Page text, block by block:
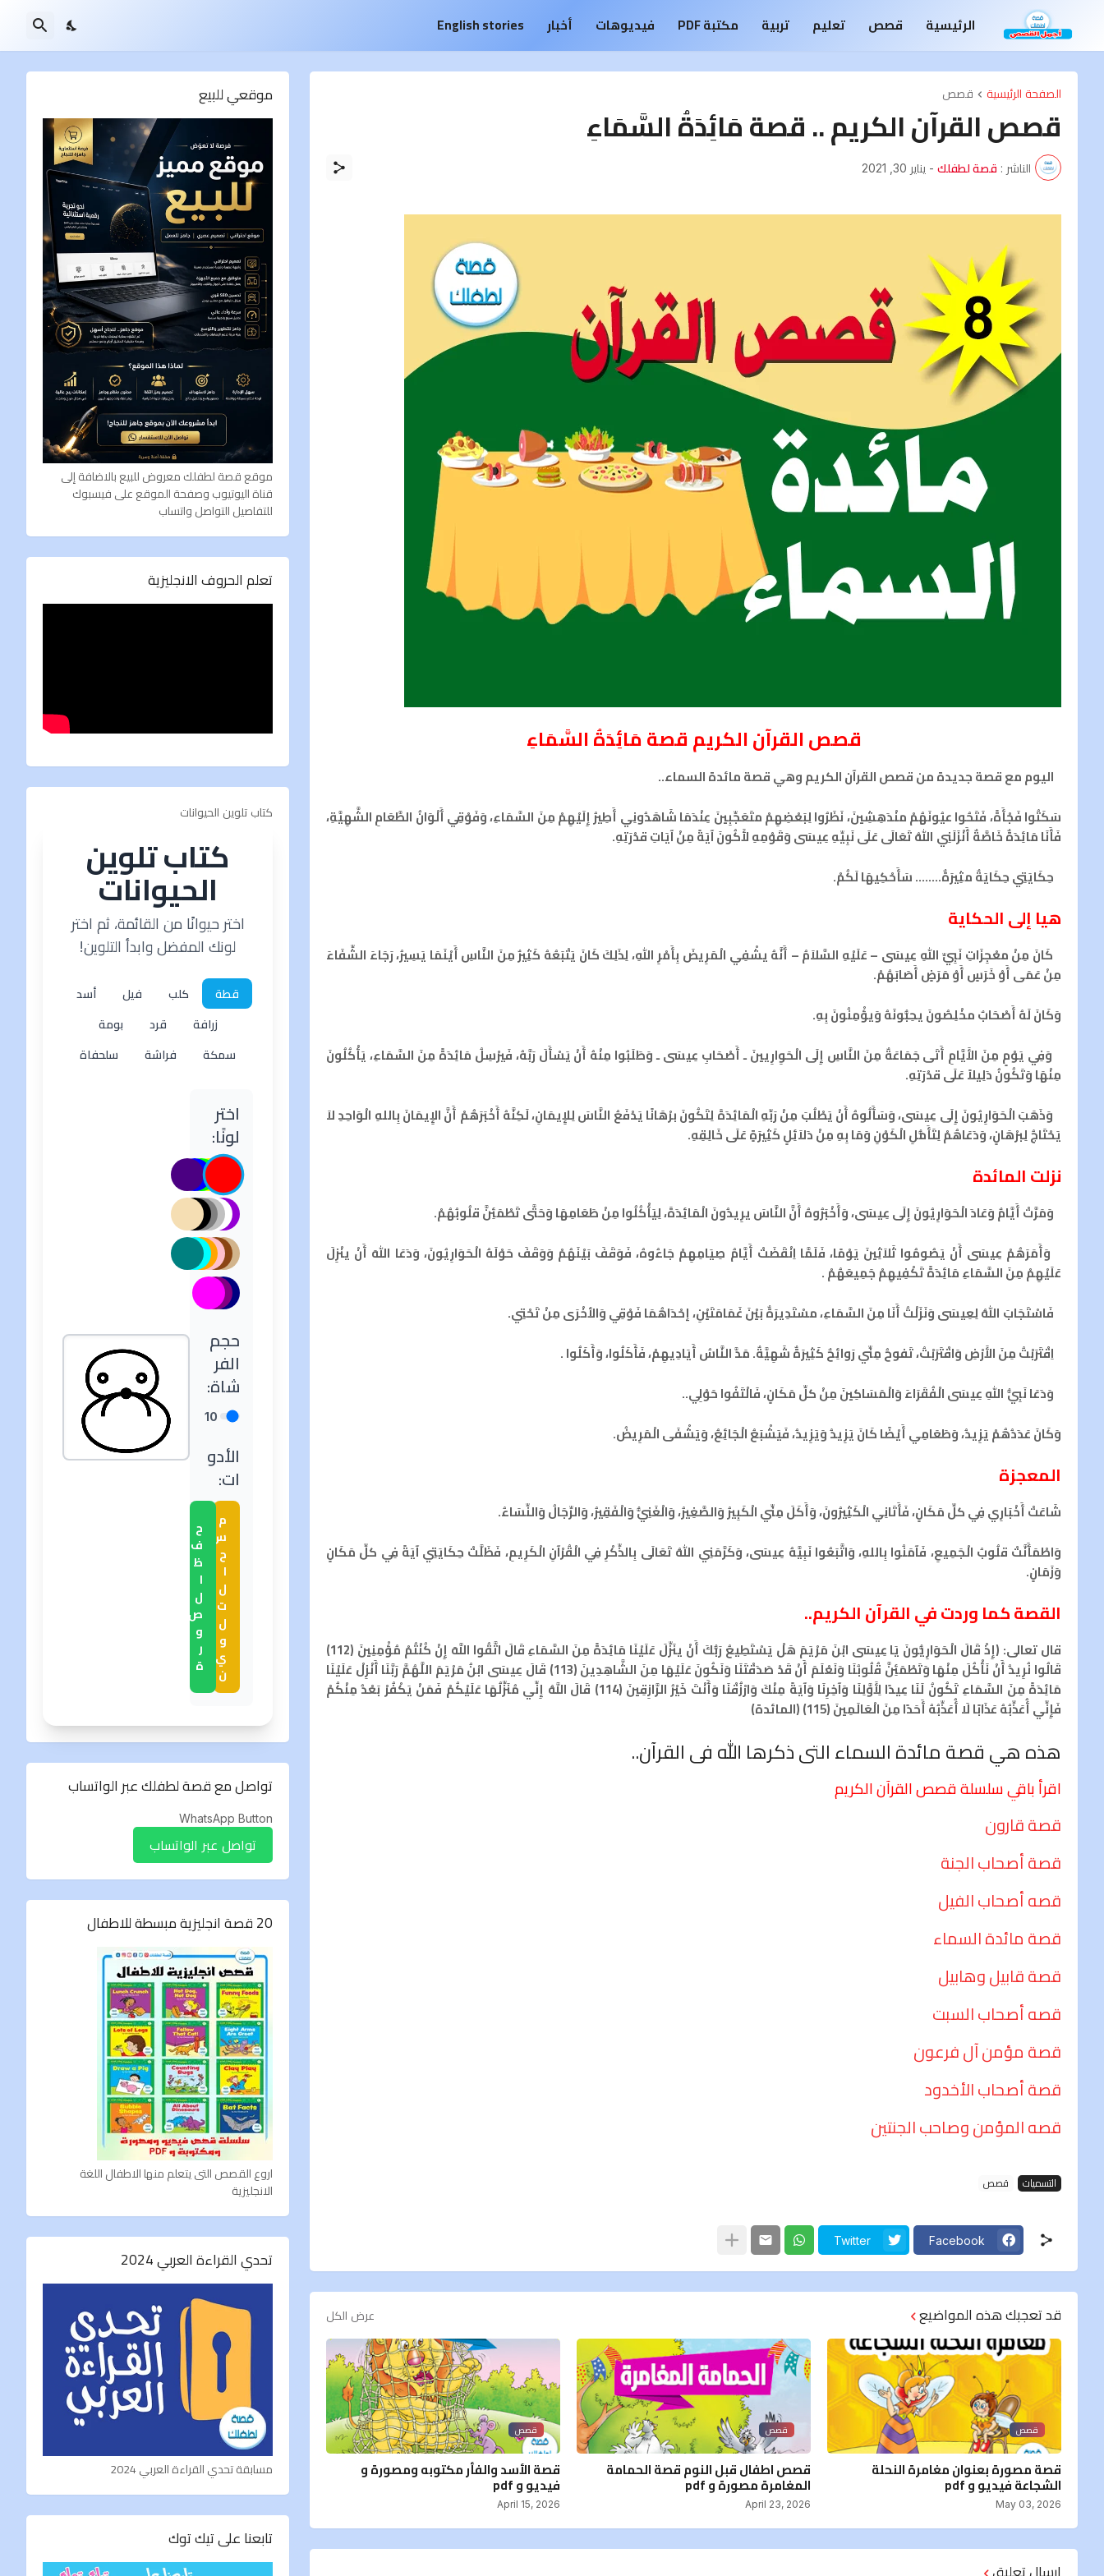
الرئيسية قصص تعليم تربية مكتبة PDF فيديوهات أخبار English stories
الصفحة الرئيسية قصص
قصص القرآن الكريم .. قصة مَائِدَةُ السَّمَاءِ
الناشر : قصة لطفلك - يناير 30, 2021
قصص القرآن الكريم قصة مَائِدَةُ السَّمَاءِ
اليوم مع قصة جديدة من قصص القرآن الكريم وهي قصة مائدة السماء..
سَكَتُوا فَجْأَةً، فَتَحُوا عيُونَهُمْ منْدَهِشِينَ، نَظَرُوا لِبَعْضِهِمْ متَعَجِّبِينَ عِنْدَمَا شَاهَدُونِي أَطِيرُ إِلَيْهِمْ مِنَ السَّمَاءِ، وَفَوْقِي أَلْوَانُ الطَّعَامِ الشَّهِيَّةِ،
فَأَنَا مَائِدَةٌ خَاصَّةٌ أَنْزَلَنِي اللهُ تَعَالَى عَلَى نَبِيِّهِ عِيسَى وَقَوْمِهِ لأَكُونَ آيَةً مِنْ آيَاتِ قدْرَتِهِ.
حِكَايَتِي حِكَايَةٌ مثِيرَةٌ…….. سَأَحْكِيهَا لَكُمْ.
هيا إلى الحكاية
كَانَ مِنْ معْجِزَاتِ نَبِيِّ اللهِ عِيسَى – عَلَيْهِ السَّلاَمُ – أَنَّهُ يشْفِي الْمَرِيضَ بِأَمْرِ اللهِ، لِذَلِكَ كَانَ يَتْبَعُهُ كَثِيرٌ مِنَ النَّاسِ أَيْنَمَا يَسِيرُ، رَجَاءَ الشِّفَاءَ
مِنْ عَمَى أَوْ خَرَسٍ أَوْ مَرَضٍ أَصَابَهُمْ.
وَكَانَ لَهُ أَصْحَابٌ مخْلِصُونَ يحِبُّونَهُ وَيؤْمِنُونَ بِهِ.
وَفِي يَوْمٍ مِنَ الأَيَّامِ أَتَى جَمَاعَةٌ مِنَ النَّاسِ إِلَى الْحَوِارِيينَ ـ أَصْحَابِ عِيسَى ـ وَطَلَبُوا مِنْهُ أَنْ يَسْأَلَ رَبَّهُ، فَيرْسِلُ مَائِدَةً مِنَ السَّمَاءِ، يَأْكُلُونَ
مِنْهَا وَتَكُونُ دَلِيلاً عَلَى قدْرَتِهِ.
وَذَهَبَ الْحَوَارِيُونَ إِلَى عِيسَى، وَسَأَلُوهُ أَنْ يَطْلُبَ مِنْ رَبِّهِ الْمَائِدَةَ لِتَكُونَ برْهَانًا يَدْفَعُ النَّاسَ لِلإِيمَانِ، لَكِنَّهُ أَخْبَرَهُمْ أَنَّ الإِيمَانَ بِاللهِ الْوَاحِدِ لاَ
يَحْتَاجُ لِبرْهَانٍ، وَدَعَاهُمْ لِتَأَمُّلِ الْكَوْنِ وَمَا بِهِ مِنْ دَلاَئِلٍ كَثِيرَةٍ عَلَى خَالِقِهِ.
نزلت المائدة
وَمَرَّتْ أَيَّامٌ وَعَادَ الْحَوَارِيُونَ إِلَى عِيسَى، وَأَخْبَرُوهُ أَنَّ النَّاسَ يرِيدُونَ الْمَائِدَةَ، لِيَأْكُلُوا مِنْ طَعَامِهَا وَحَتَّى تَطْمَئِنَّ قلُوبُهُمْ.
وَأَمَرَهُمْ عِيسَى أَنْ يَصُومُوا ثَلاَثِينَ يَوْمًا، فَلَمَّا اِنْقَضَتْ أَيَّامُ صِيَامِهِمْ جَاءُوهُ، فَوَقَفَ بَيْنَهُمْ وَوَقَفَ حَوْلَهُ الْحَوَارِيُونَ، وَدَعَا اللهَ أَنْ ينْزِلَ
عَلَيْهِمْ مِنَ السَّمَاءِ مَائِدَةً تَكْفِيهِمْ جَمِيعَهُمْ .
فَاسْتَجَابَ اللهُ لِعِيسَى وَنَزَلْتُ أَنَا مِنَ السَّمَاءِ، مسْتَدِيرَةٌ بَيْنَ غَمَامَتَيْنِ، إحْدَاهُمَا فَوْقِي وَالأخْرَى مِنْ تَحْتِي.
اِقْتَرَبْتُ مِنَ الأَرْضِ وَاقْتَرَبْتُ، تَفوحُ مِنِّي رَوائِحٌ كَثِيرَةٌ شَهِيَّةٌ. مَدَّ النَّاسُ أَيَادِيهِمْ، فَأَكَلُوا، وَأَكَلُوا .
وَدَعَا نَبِيُّ اللهِ عِيسَى الْفُقَرَاءَ وَالْمَسَاكِينَ مِنْ كلِّ مَكَانٍ، فَالْتَفُوا حَوْلِي..
وَكَانَ عَدَدُهُمْ يَزِيدُ، وَطَعَامِي أَيْضًا كَانَ يَزِيدُ وَيَزِيدُ، فَيَشْبَعُ الْجَائِعُ، وَيَشْفَى الْمَرِيضُ.
المعجزة
شَاعَتْ أَخْبَارِي فِي كلِّ مَكَانٍ، فَأَتَانِي الْكَثِيرُونَ، وَأَكَلَ مِنِّي الْكَبِيرُ وَالصَّغِيرُ، وَالْغَنِيُّ وَالْفَقِيرُ، وَالرِّجَالُ وَالنِّسَاءُ.
وَاطْمَأَنَّتْ قلُوبُ الْجَمِيعِ، فَآمَنُوا بِاللهِ، وَاتَّبَعُوا نَبِيَّهُ عِيسَى، وَكَرَّمَنِي اللهُ تَعَالَى بِالذِّكْرِ فِي الْقُرْآنِ الْكَرِيمِ، فَظَلَّتْ حِكَايَتِي آيَةً فِي كلِّ مَكَانٍ
وَزَمَانٍ.
القصة كما وردت في القرآن الكريم..
قال تعالى: (إِذْ قَالَ الْحَوَارِيُّونَ يَا عِيسَى ابْنَ مَرْيَمَ هَلْ يَسْتَطِيعُ رَبُّكَ أَنْ ينَزِّلَ عَلَيْنَا مَائِدَةً مِنَ السَّمَاءِ قَالَ اتَّقُوا اللَّهَ إِنْ كُنْتُمْ مُؤْمِنِينَ (112)
قَالُوا نُرِيدُ أَنْ نَأْكُلَ مِنْهَا وَتَطْمَئِنَّ قُلُوبُنَا وَنَعْلَمَ أَنْ قَدْ صَدَقْتَنَا وَنَكُونَ عَلَيْهَا مِنَ الشَّاهِدِينَ (113) قَالَ عِيسَى ابْنُ مَرْيَمَ اللَّهُمَّ رَبَّنَا أَنْزِلْ عَلَيْنَا
مَائِدَةً مِنَ السَّمَاءِ تَكُونُ لَنَا عِيدًا لِأَوَّلِنَا وَآخِرِنَا وَآيَةً مِنْكَ وَارْزُقْنَا وَأَنْتَ خَيْرُ الرَّازِقِينَ (114) قَالَ اللَّهُ إِنِّي مُنَزِّلُهَا عَلَيْكُمْ فَمَنْ يَكْفُرْ بَعْدُ مِنْكُمْ
فَإِنِّي أُعَذِّبُهُ عَذَابًا لَا أُعَذِّبُهُ أَحَدًا مِنَ الْعَالَمِينَ (115) (المائدة)
هذه هي قصة مائدة السماء التى ذكرها الله فى القرآن..
اقرأ باقي سلسلة قصص القرآن الكريم
قصة قارون
قصة أصحاب الجنة
قصه أصحاب الفيل
قصة مائدة السماء
قصة قابيل وهابيل
قصه أصحاب السبت
قصة مؤمن آل فرعون
قصة أصحاب الأخدود
قصه المؤمن وصاحب الجنتين
التسميات قصص
Facebook
Twitter
قد تعجبك هذه المواضيع عرض الكل
قصص
قصة مصورة بعنوان مغامرة النحلة
الشجاعة فيديو و pdf
May 03, 2026
قصص
قصص اطفال قبل النوم قصة الحمامة
المغامرة مصورة و pdf
April 23, 2026
قصص
قصة الأسد والفأر مكتوبه ومصورة و
فيديو و pdf
April 15, 2026
موقعي للبيع
موقع قصة لطفلك معروض للبيع بالاضافة إلى
قناة اليوتيوب وصفحة الموقع على فيسبوك
للتفاصيل التواصل واتساب
تعلم الحروف الانجليزية
كتاب تلوين الحيوانات
كتاب تلوين
الحيوانات
اختر حيوانًا من القائمة، ثم اختر
لونك المفضل وابدأ التلوين!
قطة كلب فيل أسد
زرافة قرد بومة
سمكة فراشة سلحفاة
اختر
لونًا:
حجم
الفر
شاة:
10
الأدو
ات:
م
س
ح
ا
ل
ت
ل
و
ي
ن
ح
ف
ظ
ا
ل
ص
و
ر
ة
تواصل مع قصة لطفلك عبر الواتساب
WhatsApp Button
تواصل عبر الواتساب
20 قصة انجليزية مبسطة للاطفال
اروع القصص التى يتعلم منها الاطفال اللغة
الانجليزية
تحدي القراءة العربي 2024
مسابقة تحدي القراءة العربي 2024
تابعنا على تيك توك